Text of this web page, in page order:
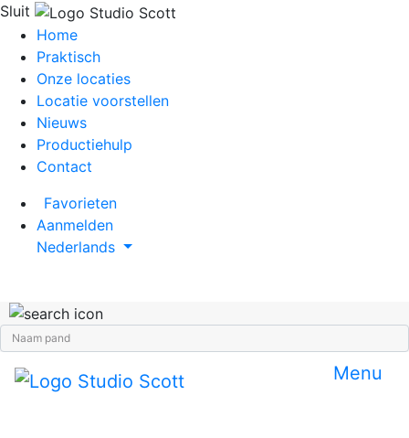
Sluit
Home
Praktisch
Onze locaties
Locatie voorstellen
Nieuws
Productiehulp
Contact
Favorieten
Aanmelden
Nederlands
Menu